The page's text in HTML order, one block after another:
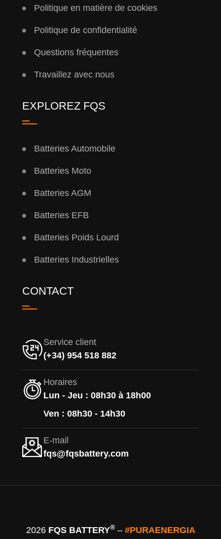
Politique en matière de cookies
Politique de confidentialité
Questions fréquentes
Travaillez avec nous
EXPLOREZ FQS
Batteries Automobile
Batteries Moto
Batteries AGM
Batteries EFB
Batteries Poids Lourd
Batteries Industrielles
CONTACT
Service client
(+34) 954 518 882
Horaires
Lun - Jeu : 08h30 à 18h00
Ven : 08h30 - 14h30
E-mail
fqs@fqsbattery.com
2026 FQS BATTERY®– #PURAENERGIA